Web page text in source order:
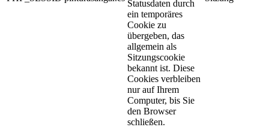
Statusdaten durch
ein temporäres
Cookie zu
übergeben, das
allgemein als
Sitzungscookie
bekannt ist. Diese
Cookies verbleiben
nur auf Ihrem
Computer, bis Sie
den Browser
schließen.